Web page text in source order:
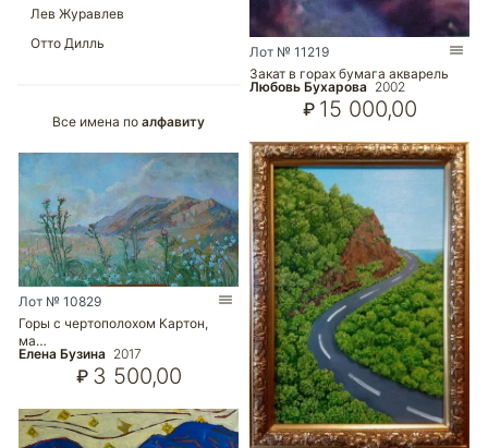
Все имена по алфавиту
Лот № 10829
Горы с чертополохом Картон,
ма…
Елена Бузина 2017
₽ 3 500,00
Лот № 11219
Закат в горах бумага акварель
Любовь Бухарова 2002
₽ 15 000,00